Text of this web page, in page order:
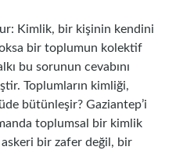
Kimlik, bir kişinin kendini
bir toplumun kolektif
bu sorunun cevabını
Toplumların kimliği,
bütünleşir? Gaziantep’i
toplumsal bir kimlik
askeri bir zafer değil, bir